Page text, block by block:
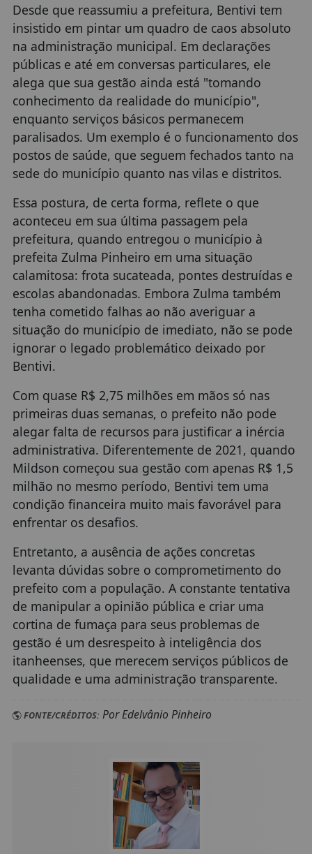
Desde que reassumiu a prefeitura, Bentivi tem
insistido em pintar um quadro de caos absoluto
na administração municipal. Em declarações
públicas e até em conversas particulares, ele
alega que sua gestão ainda está "tomando
conhecimento da realidade do município",
enquanto serviços básicos permanecem
paralisados. Um exemplo é o funcionamento dos
postos de saúde, que seguem fechados tanto na
sede do município quanto nas vilas e distritos.
Essa postura, de certa forma, reflete o que
aconteceu em sua última passagem pela
prefeitura, quando entregou o município à
prefeita Zulma Pinheiro em uma situação
calamitosa: frota sucateada, pontes destruídas e
escolas abandonadas. Embora Zulma também
tenha cometido falhas ao não averiguar a
situação do município de imediato, não se pode
ignorar o legado problemático deixado por
Bentivi.
Com quase R$ 2,75 milhões em mãos só nas
primeiras duas semanas, o prefeito não pode
alegar falta de recursos para justificar a inércia
administrativa. Diferentemente de 2021, quando
Mildson começou sua gestão com apenas R$ 1,5
milhão no mesmo período, Bentivi tem uma
condição financeira muito mais favorável para
enfrentar os desafios.
Entretanto, a ausência de ações concretas
levanta dúvidas sobre o comprometimento do
prefeito com a população. A constante tentativa
de manipular a opinião pública e criar uma
cortina de fumaça para seus problemas de
gestão é um desrespeito à inteligência dos
itanheenses, que merecem serviços públicos de
qualidade e uma administração transparente.
FONTE/CRÉDITOS:Por Edelvânio Pinheiro